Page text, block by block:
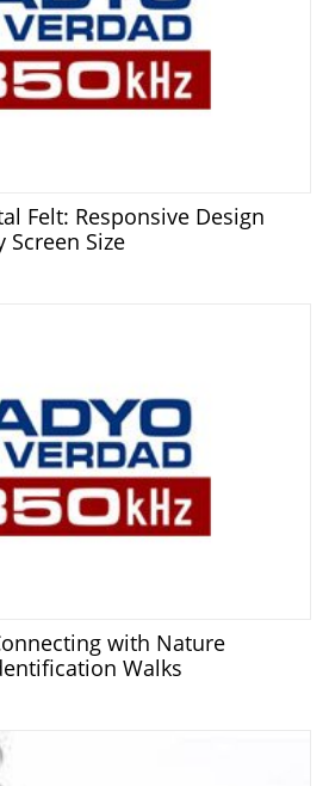
Felt: Responsive Design
Screen Size
with Nature
Walks